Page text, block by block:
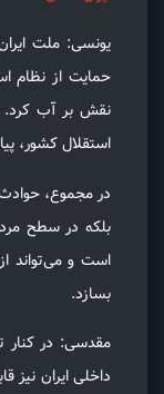
یونسی: ملت
حمایت از نظام
نقش بر آب کرد.
استقلال کشور،
در مجموع، حوادث
بلکه در سطح
است و می‌تواند
بسازد.
مقدسی: در کنار
داخلی ایران نیز